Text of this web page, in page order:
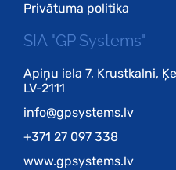
Privātuma politika
SIA "GP Systems"
Apiņu iela 7, Krustkalni,
LV-2111
info@gpsystems.lv
+371 27 097 338
www.gpsystems.lv